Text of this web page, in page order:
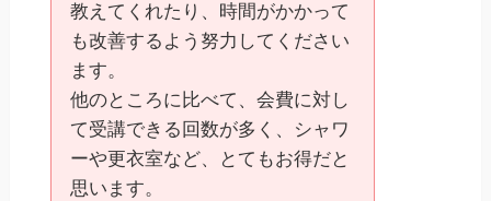
教えてくれたり、時間がかかって
も改善するよう努力してください
ます。
他のところに比べて、会費に対し
て受講できる回数が多く、シャワ
ーや更衣室など、とてもお得だと
思います。